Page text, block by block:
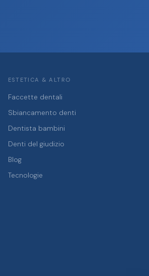
ESTETICA & ALTRO
Faccette dentali
Sbiancamento denti
Dentista bambini
Denti del giudizio
Blog
Tecnologie